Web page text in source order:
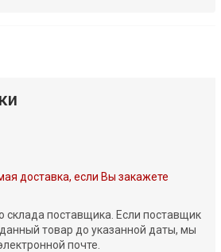
доставка, если Вы закажете
склада поставщика. Если поставщик
товар до указанной даты, мы
почте.